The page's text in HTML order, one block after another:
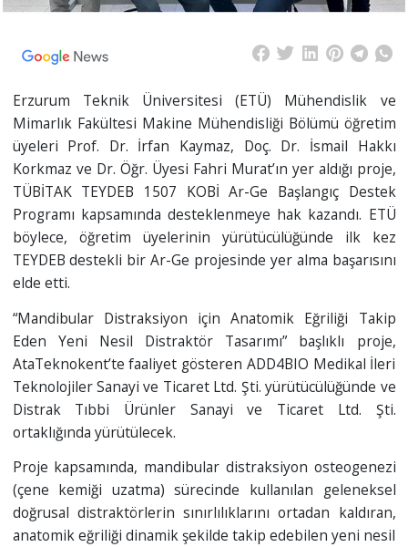
Erzurum Teknik Üniversitesi (ETÜ) Mühendislik ve
Mimarlık Fakültesi Makine Mühendisliği Bölümü öğretim
üyeleri Prof. Dr. İrfan Kaymaz, Doç. Dr. İsmail Hakkı
Korkmaz ve Dr. Öğr. Üyesi Fahri Murat’ın yer aldığı proje,
TÜBİTAK TEYDEB 1507 KOBİ Ar-Ge Başlangıç Destek
Programı kapsamında desteklenmeye hak kazandı. ETÜ
böylece, öğretim üyelerinin yürütücülüğünde ilk kez
TEYDEB destekli bir Ar-Ge projesinde yer alma başarısını
elde etti.
“Mandibular Distraksiyon için Anatomik Eğriliği Takip
Eden Yeni Nesil Distraktör Tasarımı” başlıklı proje,
AtaTeknokent’te faaliyet gösteren ADD4BIO Medikal İleri
Teknolojiler Sanayi ve Ticaret Ltd. Şti. yürütücülüğünde ve
Distrak Tıbbi Ürünler Sanayi ve Ticaret Ltd. Şti.
ortaklığında yürütülecek.
Proje kapsamında, mandibular distraksiyon osteogenezi
(çene kemiği uzatma) sürecinde kullanılan geleneksel
doğrusal distraktörlerin sınırlılıklarını ortadan kaldıran,
anatomik eğriliği dinamik şekilde takip edebilen yeni nesil